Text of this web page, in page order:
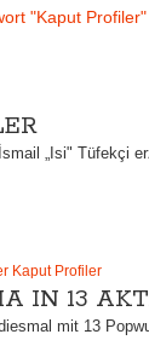
"Kaput Profiler"
„Isi" Tüfekçi
Kaput Profiler
IN 13
mit 13